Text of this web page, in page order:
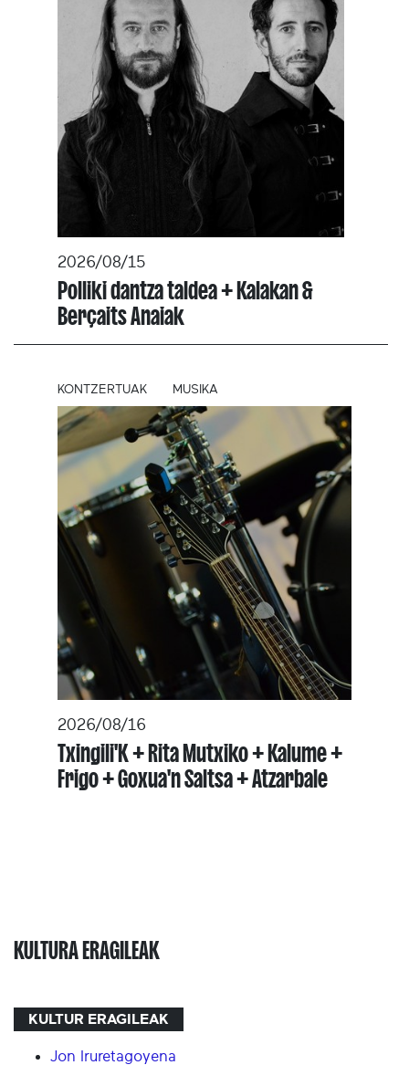
2026/08/15
Polliki dantza taldea + Kalakan &
Berçaits Anaiak
KONTZERTUAK MUSIKA
2026/08/16
Txingili'K + Rita Mutxiko + Kalume +
Frigo + Goxua'n Saltsa + Atzarbale
KULTURA ERAGILEAK
KULTUR ERAGILEAK
Jon Iruretagoyena